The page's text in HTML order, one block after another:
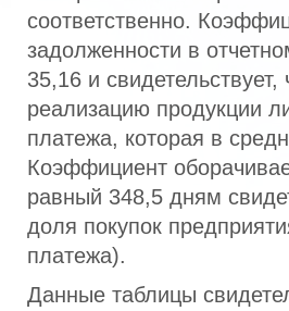
соответственно.
задолженности в
35,16 и
реализацию продукции
платежа, которая в
Коэффициент
равный 348,5 дням
доля покупок
платежа).
Данные таблицы